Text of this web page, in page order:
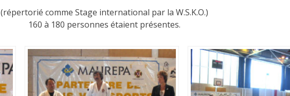
(répertorié comme Stage international par la W.S.K.O.)
160 à 180 personnes étaient présentes.